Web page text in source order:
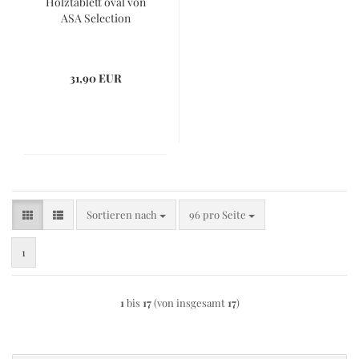
ASA Selection
31,90 EUR
Sortieren nach
Sortieren nach 96 pro Seite
pro Seite
1
1 bis 17(von insgesamt 17)